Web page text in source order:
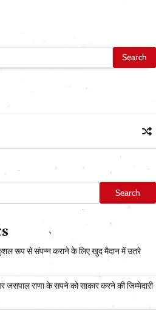
Search
रूप से संपन्न कराने के लिए खुद मैदान में उतरे
जसपाल राणा के सपने को साकार करने की जिम्मेदारी